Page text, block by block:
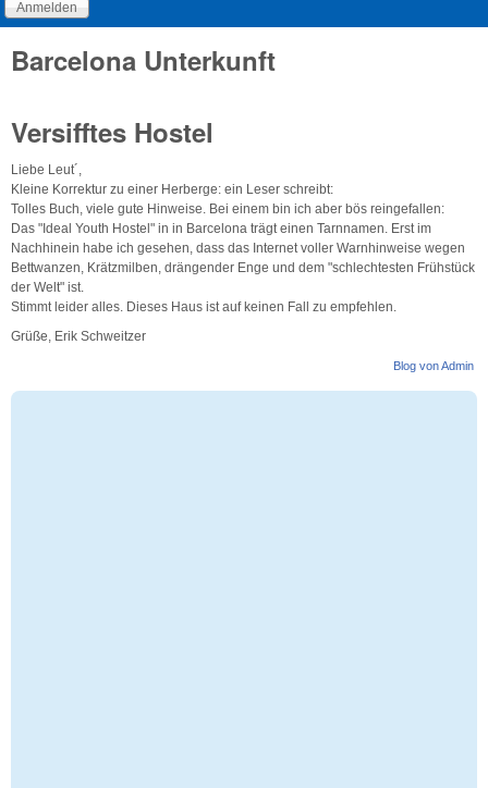
Barcelona Unterkunft
Versifftes Hostel
Liebe Leut´,
Kleine Korrektur zu einer Herberge: ein Leser schreibt:
Tolles Buch, viele gute Hinweise. Bei einem bin ich aber bös reingefallen:
Das "Ideal Youth Hostel" in in Barcelona trägt einen Tarnnamen. Erst im
Nachhinein habe ich gesehen, dass das Internet voller Warnhinweise wegen
Bettwanzen, Krätzmilben, drängender Enge und dem "schlechtesten Frühstück
der Welt" ist.
Stimmt leider alles. Dieses Haus ist auf keinen Fall zu empfehlen.
Grüße, Erik Schweitzer
Blog von Admin